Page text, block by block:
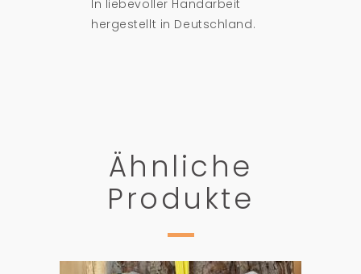
In liebevoller Handarbeit
hergestellt in Deutschland.
Ähnliche
Produkte